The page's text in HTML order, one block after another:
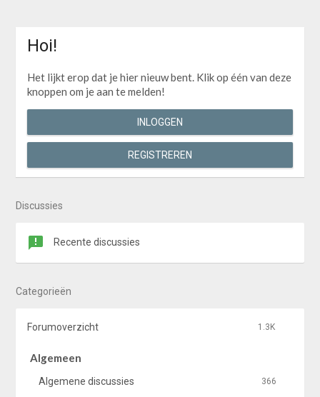
Hoi!
Het lijkt erop dat je hier nieuw bent. Klik op één van deze
knoppen om je aan te melden!
INLOGGEN
REGISTREREN
Discussies
Recente discussies
Categorieën
1.3K
Forumoverzicht
Algemeen
366
Algemene discussies